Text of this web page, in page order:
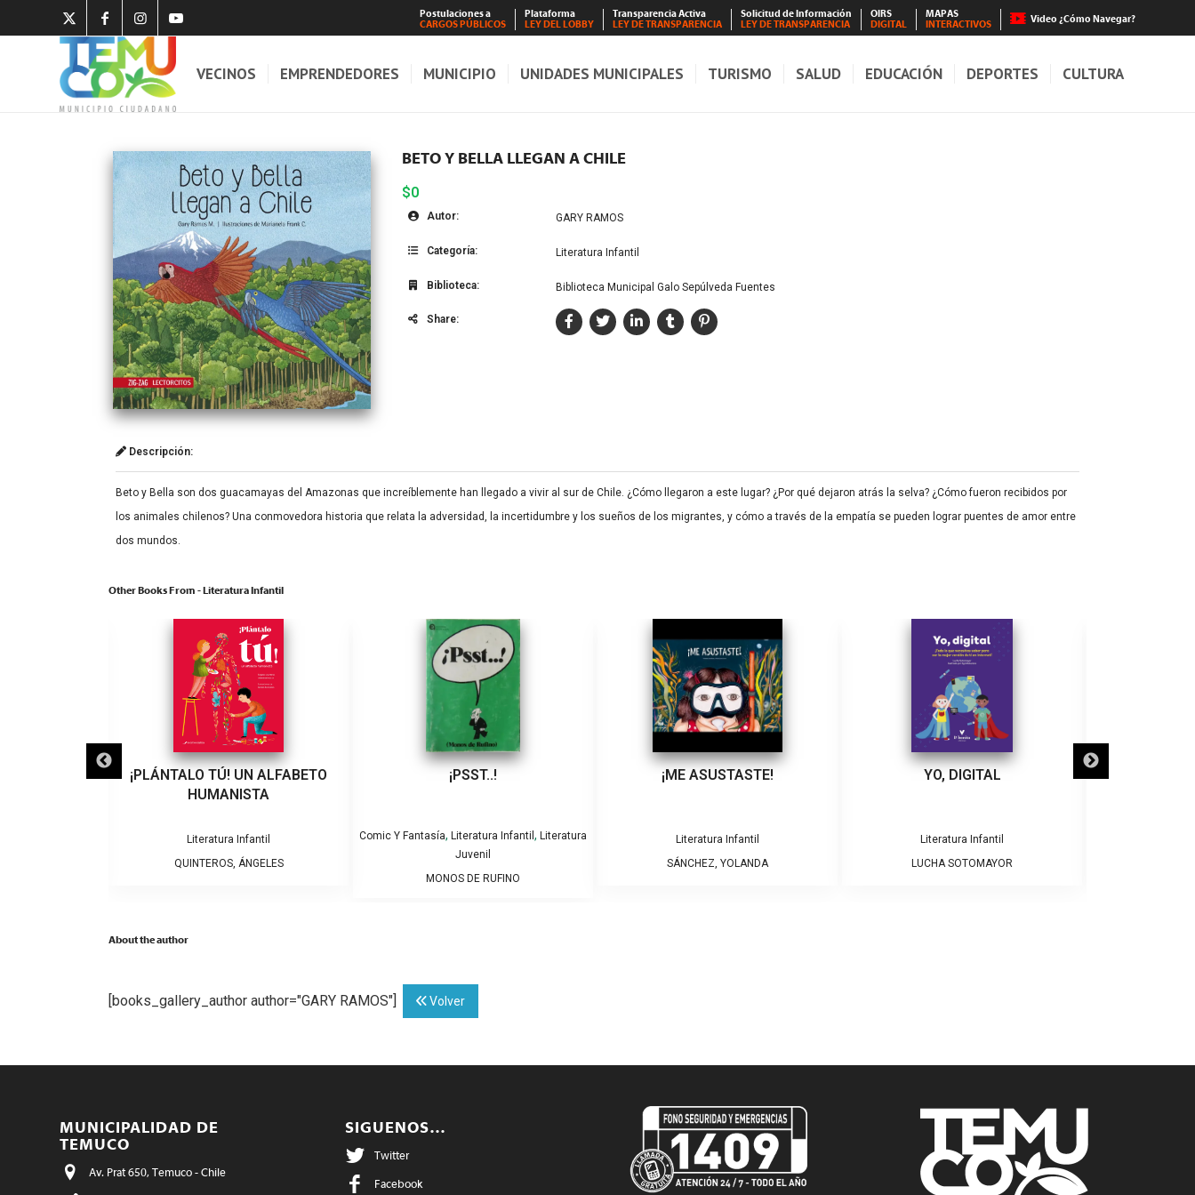
Postulaciones a
CARGOS PÚBLICOS
Plataforma
LEY DEL LOBBY
Transparencia Activa
LEY DE TRANSPARENCIA
Solicitud de Información
LEY DE TRANSPARENCIA
OIRS
DIGITAL
MAPAS
INTERACTIVOS
Video ¿Cómo Navegar?
VECINOS EMPRENDEDORES MUNICIPIO UNIDADES MUNICIPALES TURISMO SALUD EDUCACIÓN DEPORTES CULTURA
BETO Y BELLA LLEGAN A CHILE
$0
Autor: GARY RAMOS
Categoría: Literatura Infantil
Biblioteca: Biblioteca Municipal Galo Sepúlveda Fuentes
Share:
Descripción:
Beto y Bella son dos guacamayas del Amazonas que increíblemente han llegado a vivir al sur de Chile. ¿Cómo llegaron a este lugar? ¿Por qué dejaron atrás la selva? ¿Cómo fueron recibidos por
los animales chilenos? Una conmovedora historia que relata la adversidad, la incertidumbre y los sueños de los migrantes, y cómo a través de la empatía se pueden lograr puentes de amor entre
dos mundos.
Other Books From - Literatura Infantil
¡PLÁNTALO TÚ! UN ALFABETO
HUMANISTA
Literatura Infantil
QUINTEROS, ÁNGELES
¡PSST..!
Comic Y Fantasía, Literatura Infantil , Literatura
Juvenil
MONOS DE RUFINO
¡ME ASUSTASTE!
Literatura Infantil
SÁNCHEZ, YOLANDA
YO, DIGITAL
Literatura Infantil
LUCHA SOTOMAYOR
LA CIUDAD
About the author
[books_gallery_author author="GARY RAMOS"] Volver
MUNICIPALIDAD DE
TEMUCO
Av. Prat 650, Temuco - Chile
SIGUENOS…
Twitter
Facebook